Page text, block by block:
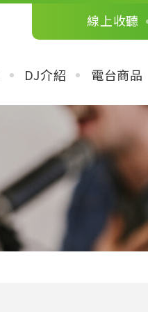
線上收聽
DJ介紹 電台商品